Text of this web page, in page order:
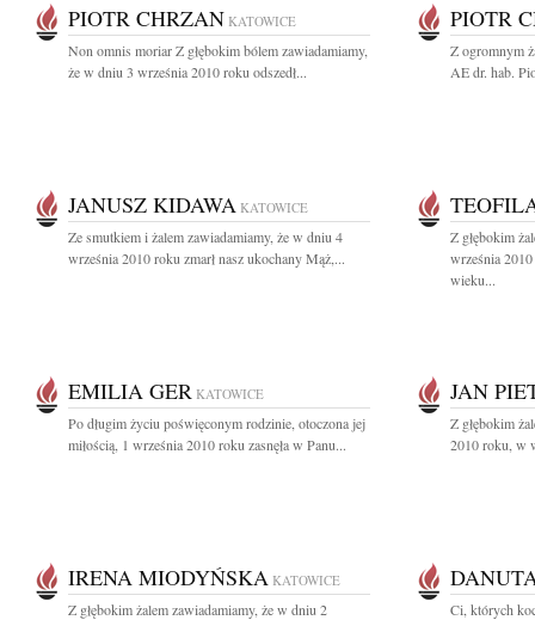
PIOTR CHRZAN KATOWICE
Non omnis moriar Z głębokim bólem zawiadamiamy,
że w dniu 3 września 2010 roku odszedł...
PIOTR
Z ogromnym
AE dr. hab.
JANUSZ KIDAWA KATOWICE
Ze smutkiem i żalem zawiadamiamy, że w dniu 4
września 2010 roku zmarł nasz ukochany Mąż,...
Z głębokim
września 2010
wieku...
EMILIA GER KATOWICE
Po długim życiu poświęconym rodzinie, otoczona jej
miłością, 1 września 2010 roku zasnęła w Panu...
JAN
Z głębokim
2010 roku, w
IRENA MIODYŃSKA KATOWICE
Z głębokim żalem zawiadamiamy, że w dniu 2
Ci, których